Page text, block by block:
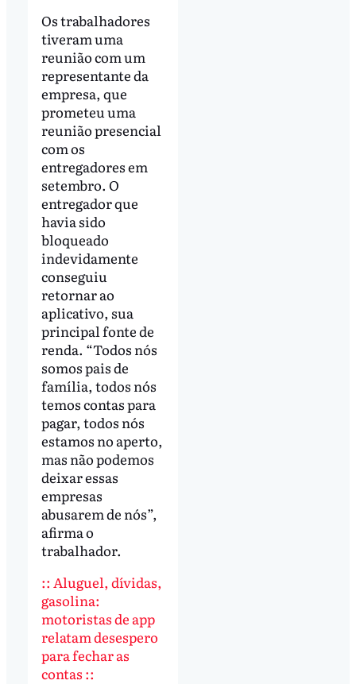
Os trabalhadores
tiveram uma
reunião com um
representante da
empresa, que
prometeu uma
reunião presencial
com os
entregadores em
setembro. O
entregador que
havia sido
bloqueado
indevidamente
conseguiu
retornar ao
aplicativo, sua
principal fonte de
renda. “Todos nós
somos pais de
família, todos nós
temos contas para
pagar, todos nós
estamos no aperto,
mas não podemos
deixar essas
empresas
abusarem de nós”,
afirma o
trabalhador.
:: Aluguel, dívidas,
gasolina:
motoristas de app
relatam desespero
para fechar as
contas ::